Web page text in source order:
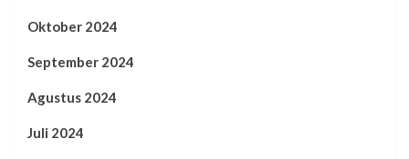
Oktober 2024
September 2024
Agustus 2024
Juli 2024